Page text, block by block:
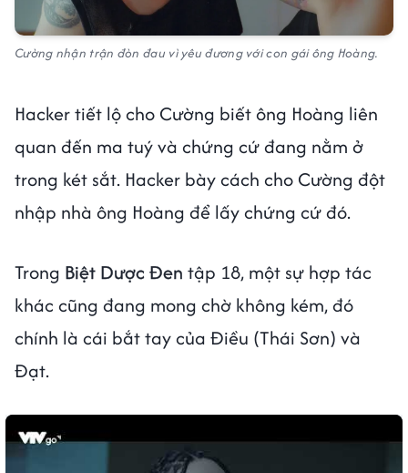
Cường nhận trận đòn đau vì yêu đương với con gái ông Hoàng.
Hacker tiết lộ cho Cường biết ông Hoàng liên
quan đến ma tuý và chứng cứ đang nằm ở
trong két sắt. Hacker bày cách cho Cường đột
nhập nhà ông Hoàng để lấy chứng cứ đó.
Trong Biệt Dược Đen tập 18, một sự hợp tác
khác cũng đang mong chờ không kém, đó
chính là cái bắt tay của Điều (Thái Sơn) và
Đạt.